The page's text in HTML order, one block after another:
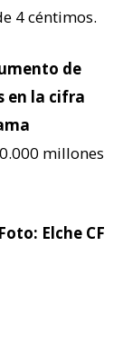
4 céntimos.
de
en la cifra
millones
Foto: Elche CF